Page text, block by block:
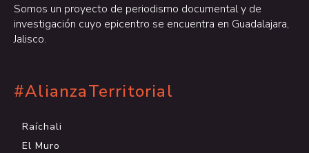
Somos un proyecto de periodismo documental y de
investigación cuyo epicentro se encuentra en Guadalajara,
Jalisco.
#AlianzaTerritorial
Raíchali
El Muro